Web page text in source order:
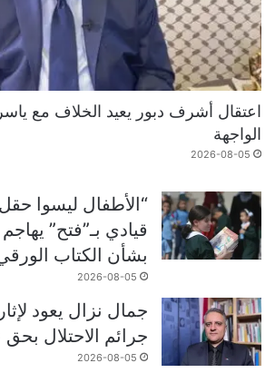
اعتقال أشرف دبور يعيد الخلاف مع
الواجهة
2026-08-05
“الأطفال ليسوا
قيادي بـ”فتح”
بشأن الكتاب
2026-08-05
جمال نزال يعود
جرائم الاحتلال بحق
2026-08-05